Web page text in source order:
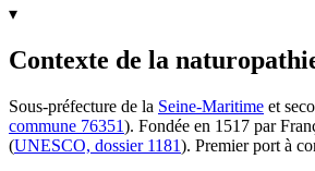
▾
Contexte de la
Sous-préfecture de la Seine-Maritime et
commune 76351). Fondée en 1517 par
(UNESCO, dossier 1181). Premier port à